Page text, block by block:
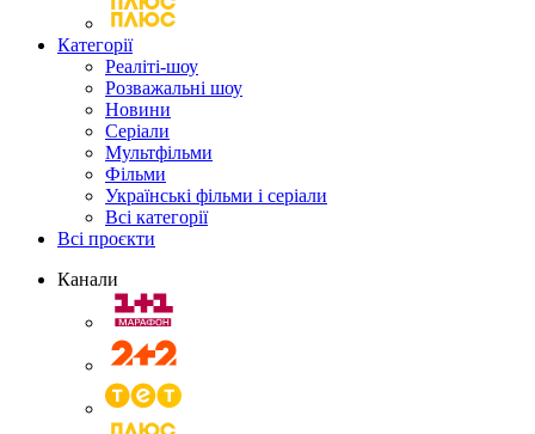
Категорії
Реаліті-шоу
Розважальні шоу
Новини
Серіали
Мультфільми
Фільми
Українські фільми і серіали
Всі категорії
Всі проєкти
Канали